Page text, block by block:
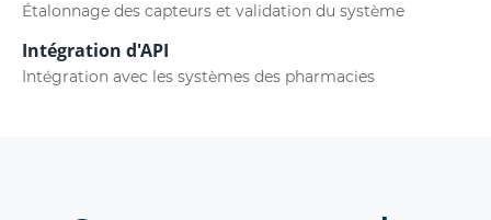
Étalonnage des capteurs et validation du système
Intégration d'API
Intégration avec les systèmes des pharmacies